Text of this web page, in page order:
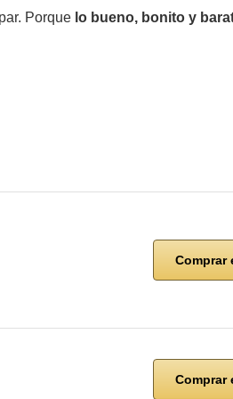
Porque lo bueno, bonito y
Comprar
Comprar